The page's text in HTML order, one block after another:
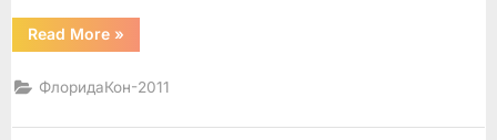
Read More“Случайности”
»
ФлоридаКон-2011